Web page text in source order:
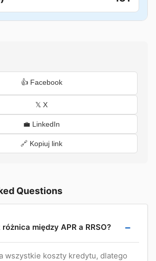
👍 Facebook
𝕏 X
💼 LinkedIn
🔗 Kopiuj link
Questions
między APR a RRSO?
wszystkie koszty kredytu, dlatego